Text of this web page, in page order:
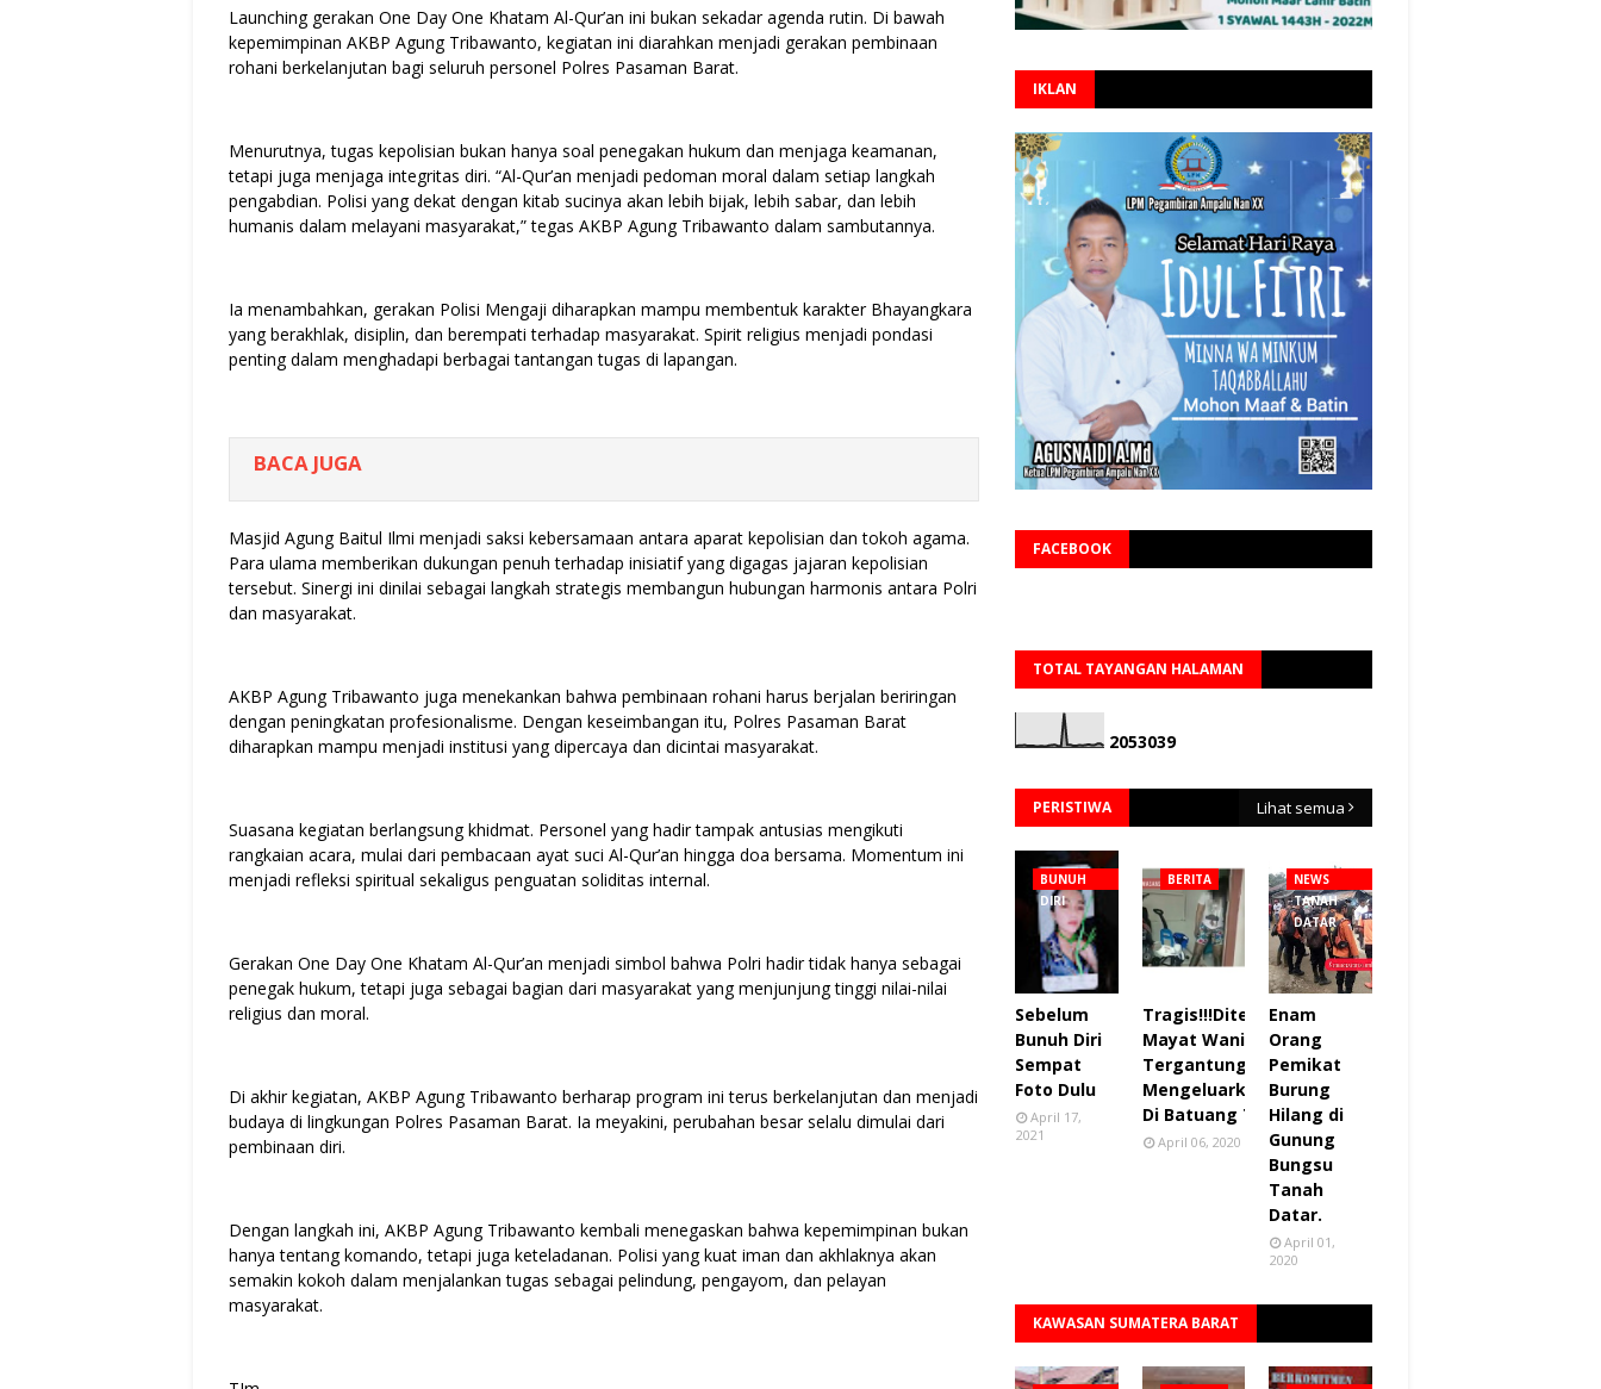
Launching gerakan One Day One Khatam Al-Qur’an ini bukan sekadar agenda rutin. Di bawah
kepemimpinan AKBP Agung Tribawanto, kegiatan ini diarahkan menjadi gerakan pembinaan
rohani berkelanjutan bagi seluruh personel Polres Pasaman Barat.
Menurutnya, tugas kepolisian bukan hanya soal penegakan hukum dan menjaga keamanan,
tetapi juga menjaga integritas diri. “Al-Qur’an menjadi pedoman moral dalam setiap langkah
pengabdian. Polisi yang dekat dengan kitab sucinya akan lebih bijak, lebih sabar, dan lebih
humanis dalam melayani masyarakat,” tegas AKBP Agung Tribawanto dalam sambutannya.
Ia menambahkan, gerakan Polisi Mengaji diharapkan mampu membentuk karakter Bhayangkara
yang berakhlak, disiplin, dan berempati terhadap masyarakat. Spirit religius menjadi pondasi
penting dalam menghadapi berbagai tantangan tugas di lapangan.
BACA JUGA
Masjid Agung Baitul Ilmi menjadi saksi kebersamaan antara aparat kepolisian dan tokoh agama.
Para ulama memberikan dukungan penuh terhadap inisiatif yang digagas jajaran kepolisian
tersebut. Sinergi ini dinilai sebagai langkah strategis membangun hubungan harmonis antara Polri
dan masyarakat.
AKBP Agung Tribawanto juga menekankan bahwa pembinaan rohani harus berjalan beriringan
dengan peningkatan profesionalisme. Dengan keseimbangan itu, Polres Pasaman Barat
diharapkan mampu menjadi institusi yang dipercaya dan dicintai masyarakat.
Suasana kegiatan berlangsung khidmat. Personel yang hadir tampak antusias mengikuti
rangkaian acara, mulai dari pembacaan ayat suci Al-Qur’an hingga doa bersama. Momentum ini
menjadi refleksi spiritual sekaligus penguatan soliditas internal.
Gerakan One Day One Khatam Al-Qur’an menjadi simbol bahwa Polri hadir tidak hanya sebagai
penegak hukum, tetapi juga sebagai bagian dari masyarakat yang menjunjung tinggi nilai-nilai
religius dan moral.
Di akhir kegiatan, AKBP Agung Tribawanto berharap program ini terus berkelanjutan dan menjadi
budaya di lingkungan Polres Pasaman Barat. Ia meyakini, perubahan besar selalu dimulai dari
pembinaan diri.
Dengan langkah ini, AKBP Agung Tribawanto kembali menegaskan bahwa kepemimpinan bukan
hanya tentang komando, tetapi juga keteladanan. Polisi yang kuat iman dan akhlaknya akan
semakin kokoh dalam menjalankan tugas sebagai pelindung, pengayom, dan pelayan
masyarakat.
IKLAN
FACEBOOK
TOTAL TAYANGAN HALAMAN
2053039
PERISTIWA Lihat semua
BUNUH
DIRI
Sebelum
Bunuh Diri
Sempat
Foto Dulu
April 17,
2021
BERITA
Tragis!!!Ditemukan
Mayat Wanita
Tergantung sudah
Mengeluarkan Bau
Di Batuang Taba.
April 06, 2020
NEWS
TANAH
DATAR
Enam
Orang
Pemikat
Burung
Hilang di
Gunung
Bungsu
Tanah
Datar.
April 01,
2020
KAWASAN SUMATERA BARAT
Lihat semua